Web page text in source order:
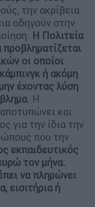
την ακρίβεια
οδηγούν στην
Η Πολιτεία
προβληματίζεται
οι οποίοι
ή ακόμη
έχοντας λύση
. Η
και
για την ίδια την
που την
εκπαιδευτικός
τον μήνα.
να πληρώνει
εισιτήρια ή